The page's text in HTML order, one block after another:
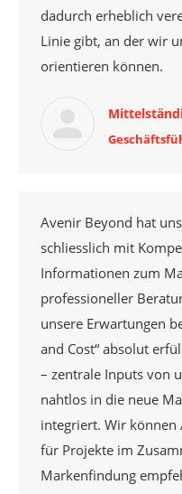
dadurch erheblich
Linie gibt, an der wir
orientieren können.
Avenir Beyond hat
schliesslich mit
Informationen zum
professioneller
unsere Erwartungen
and Cost“ absolut
– zentrale Inputs von
nahtlos in die neue
integriert. Wir
für Projekte im
Markenfindung